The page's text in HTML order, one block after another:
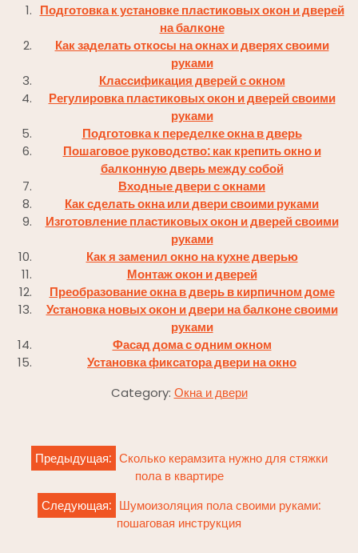
Подготовка к установке пластиковых окон и дверей
на балконе
Как заделать откосы на окнах и дверях своими
руками
Классификация дверей с окном
Регулировка пластиковых окон и дверей своими
руками
Подготовка к переделке окна в дверь
Пошаговое руководство: как крепить окно и
балконную дверь между собой
Входные двери с окнами
Как сделать окна или двери своими руками
Изготовление пластиковых окон и дверей своими
руками
Как я заменил окно на кухне дверью
Монтаж окон и дверей
Преобразование окна в дверь в кирпичном доме
Установка новых окон и двери на балконе своими
руками
Фасад дома с одним окном
Установка фиксатора двери на окно
Category: Окна и двери
Навигация
записям
Предыдущая: Сколько керамзита нужно для стяжки
пола в квартире
Следующая: Шумоизоляция пола своими руками:
пошаговая инструкция